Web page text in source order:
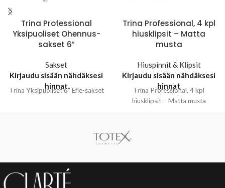
Trina Professional
Yksipuoliset Ohennus-
sakset 6″
Sakset
Kirjaudu sisään nähdäksesi
hinnat
Trina Yksipuoliset 6" Efle-sakset
Trina Professional, 4 kpl
hiusklipsit – Matta
musta
Hiuspinnit & Klipsit
Kirjaudu sisään nähdäksesi
hinnat
Trina Professional, 4 kpl
hiusklipsit – Matta musta